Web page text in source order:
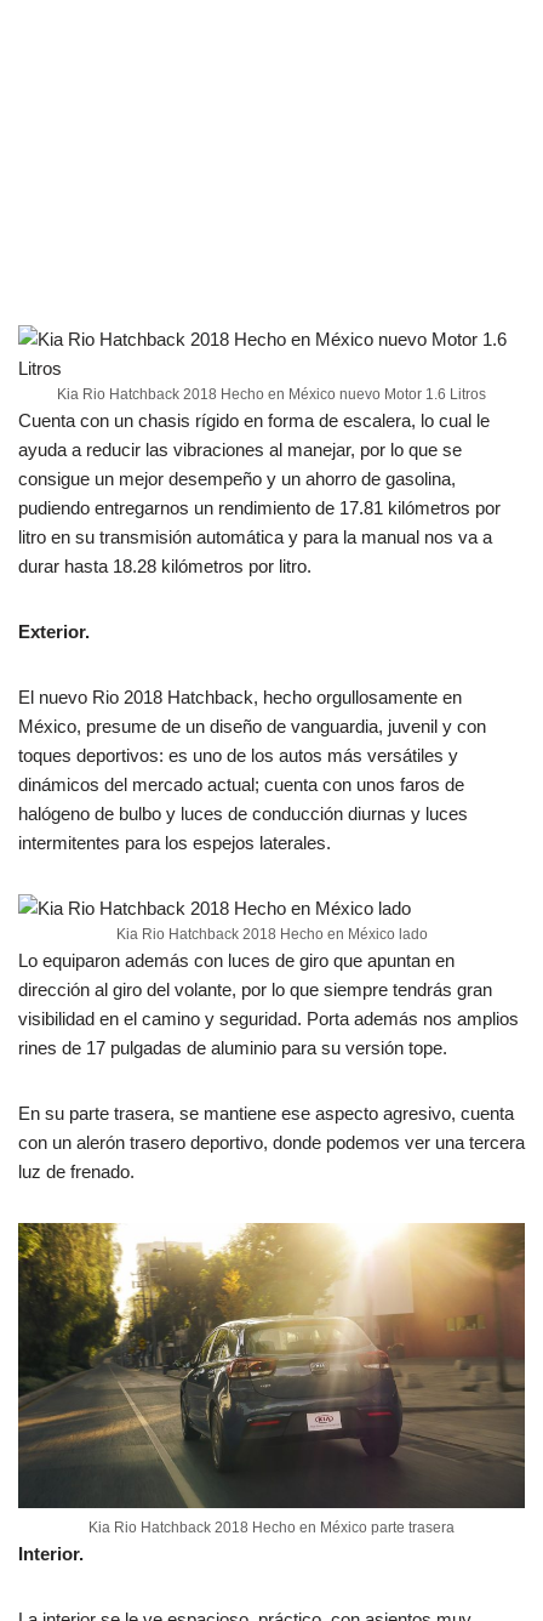
Kia Rio Hatchback 2018 Hecho en México nuevo Motor 1.6 Litros
Cuenta con un chasis rígido en forma de escalera, lo cual le
ayuda a reducir las vibraciones al manejar, por lo que se
consigue un mejor desempeño y un ahorro de gasolina,
pudiendo entregarnos un rendimiento de 17.81 kilómetros por
litro en su transmisión automática y para la manual nos va a
durar hasta 18.28 kilómetros por litro.
Exterior.
El nuevo Rio 2018 Hatchback, hecho orgullosamente en
México, presume de un diseño de vanguardia, juvenil y con
toques deportivos: es uno de los autos más versátiles y
dinámicos del mercado actual; cuenta con unos faros de
halógeno de bulbo y luces de conducción diurnas y luces
intermitentes para los espejos laterales.
Kia Rio Hatchback 2018 Hecho en México lado
Lo equiparon además con luces de giro que apuntan en
dirección al giro del volante, por lo que siempre tendrás gran
visibilidad en el camino y seguridad. Porta además nos amplios
rines de 17 pulgadas de aluminio para su versión tope.
En su parte trasera, se mantiene ese aspecto agresivo, cuenta
con un alerón trasero deportivo, donde podemos ver una tercera
luz de frenado.
Kia Rio Hatchback 2018 Hecho en México parte trasera
Interior.